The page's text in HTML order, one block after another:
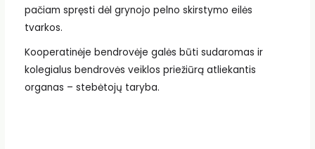
pačiam spręsti dėl grynojo pelno skirstymo eilės
tvarkos.
Kooperatinėje bendrovėje galės būti sudaromas ir
kolegialus bendrovės veiklos priežiūrą atliekantis
organas – stebėtojų taryba.